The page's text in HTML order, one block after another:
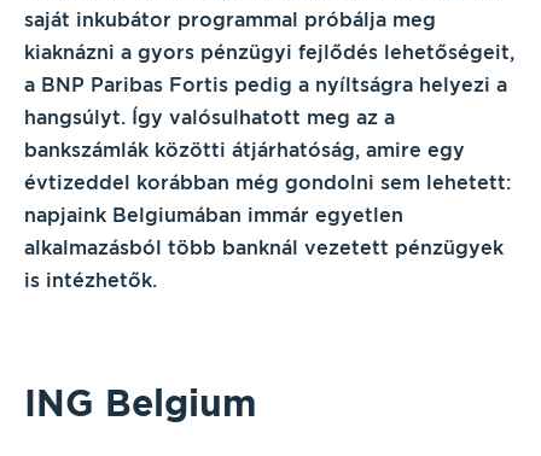
saját inkubátor programmal próbálja meg
kiaknázni a gyors pénzügyi fejlődés lehetőségeit,
a BNP Paribas Fortis pedig a nyíltságra helyezi a
hangsúlyt. Így valósulhatott meg az a
bankszámlák közötti átjárhatóság, amire egy
évtizeddel korábban még gondolni sem lehetett:
napjaink Belgiumában immár egyetlen
alkalmazásból több banknál vezetett pénzügyek
is intézhetők.
ING Belgium